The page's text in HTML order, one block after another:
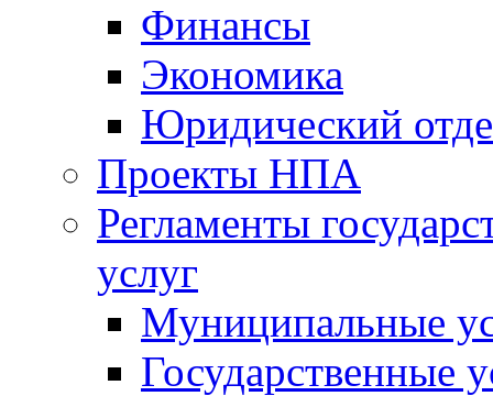
Финансы
Экономика
Юридический
Проекты НПА
Регламенты
услуг
Муниципальные
Государственные